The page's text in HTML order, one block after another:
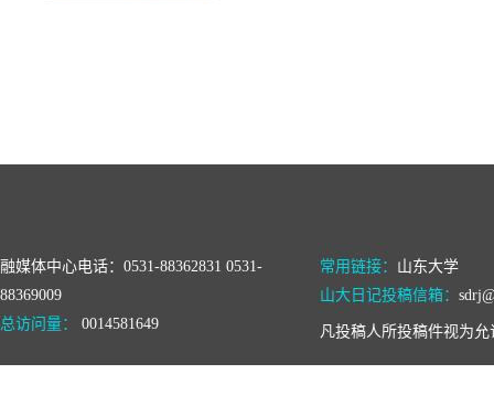
融媒体中心电话：0531-88362831 0531-
88369009
常用链接： 山东大学
山大日记投稿信箱：
总访问量：
0014581649 凡投稿人所投稿件视为